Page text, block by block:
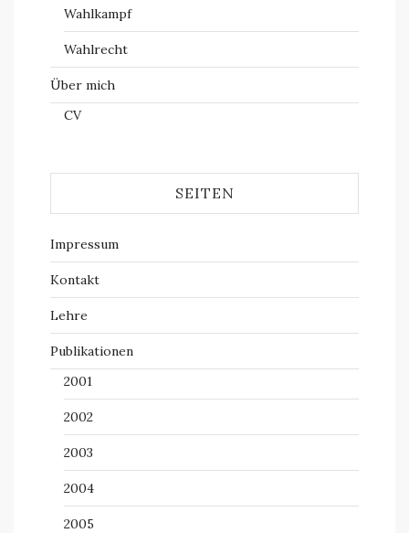
Wahlkampf
Wahlrecht
Über mich
CV
SEITEN
Impressum
Kontakt
Lehre
Publikationen
2001
2002
2003
2004
2005